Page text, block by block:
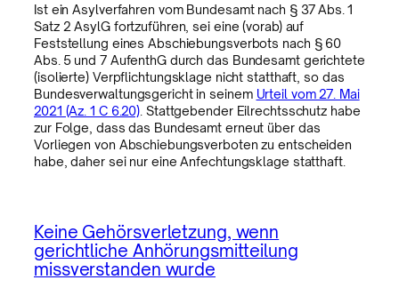
Ist ein Asylverfahren vom Bundesamt nach § 37 Abs. 1
Satz 2 AsylG fortzuführen, sei eine (vorab) auf
Feststellung eines Abschiebungsverbots nach § 60
Abs. 5 und 7 AufenthG durch das Bundesamt gerichtete
(isolierte) Verpflichtungsklage nicht statthaft, so das
Bundesverwaltungsgericht in seinem Urteil vom 27. Mai
2021 (Az. 1 C 6.20) . Stattgebender Eilrechtsschutz habe
zur Folge, dass das Bundesamt erneut über das
Vorliegen von Abschiebungsverboten zu entscheiden
habe, daher sei nur eine Anfechtungsklage statthaft.
Keine Gehörsverletzung, wenn
gerichtliche Anhörungsmitteilung
missverstanden wurde